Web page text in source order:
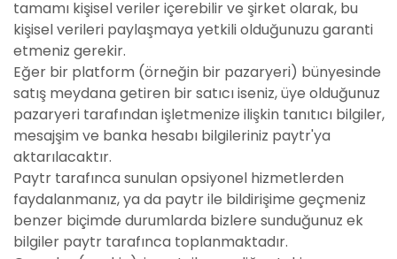
tamamı kişisel veriler içerebilir ve şirket olarak, bu
kişisel verileri paylaşmaya yetkili olduğunuzu garanti
etmeniz gerekir.
Eğer bir platform (örneğin bir pazaryeri) bünyesinde
satış meydana getiren bir satıcı iseniz, üye olduğunuz
pazaryeri tarafından işletmenize ilişkin tanıtıcı bilgiler,
mesajşim ve banka hesabı bilgileriniz paytr'ya
aktarılacaktır.
Paytr tarafınca sunulan opsiyonel hizmetlerden
faydalanmanız, ya da paytr ile bildirişime geçmeniz
benzer biçimde durumlarda bizlere sunduğunuz ek
bilgiler paytr tarafınca toplanmaktadır.